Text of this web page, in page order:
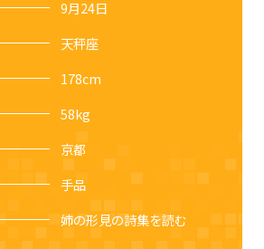
9月24日
天秤座
178cm
58kg
京都
手品
姉の形見の詩集を読む